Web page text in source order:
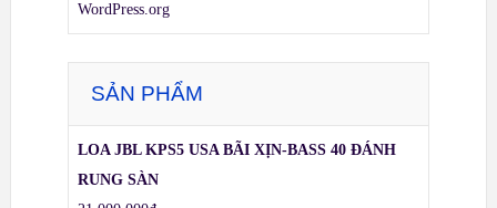
WordPress.org
SẢN PHẨM
LOA JBL KPS5 USA BÃI XỊN-BASS 40 ĐÁNH
RUNG SÀN